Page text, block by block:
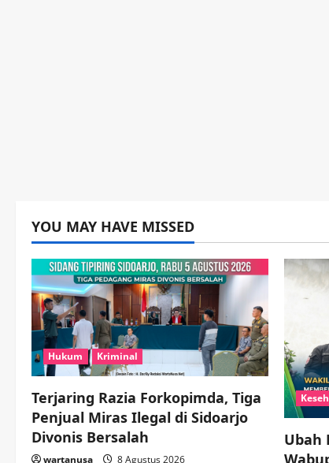
YOU MAY HAVE MISSED
Hukum Kriminal
Terjaring Razia Forkopimda, Tiga
Penjual Miras Ilegal di Sidoarjo
Divonis Bersalah
wartanusa 8 Agustus 2026
Ubah